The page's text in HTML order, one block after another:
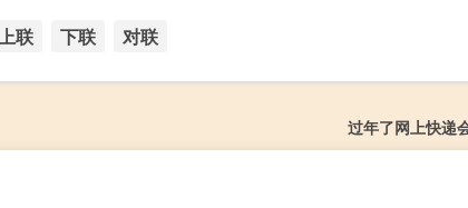
联 下联 对联
过年了网上快递